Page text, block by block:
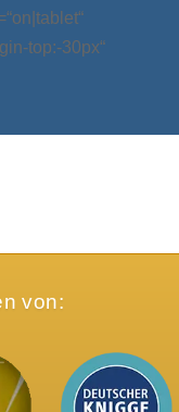
top:-30px“
von: